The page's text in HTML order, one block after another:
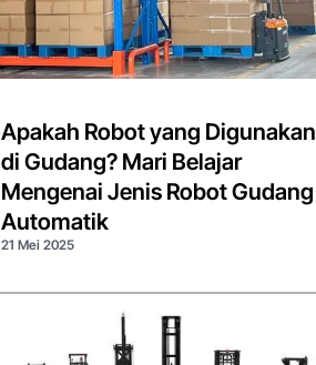
Apakah Robot yang Digunakan
di Gudang? Mari Belajar
Mengenai Jenis Robot Gudang
Automatik
21 Mei 2025